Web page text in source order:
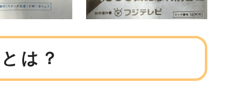
は？